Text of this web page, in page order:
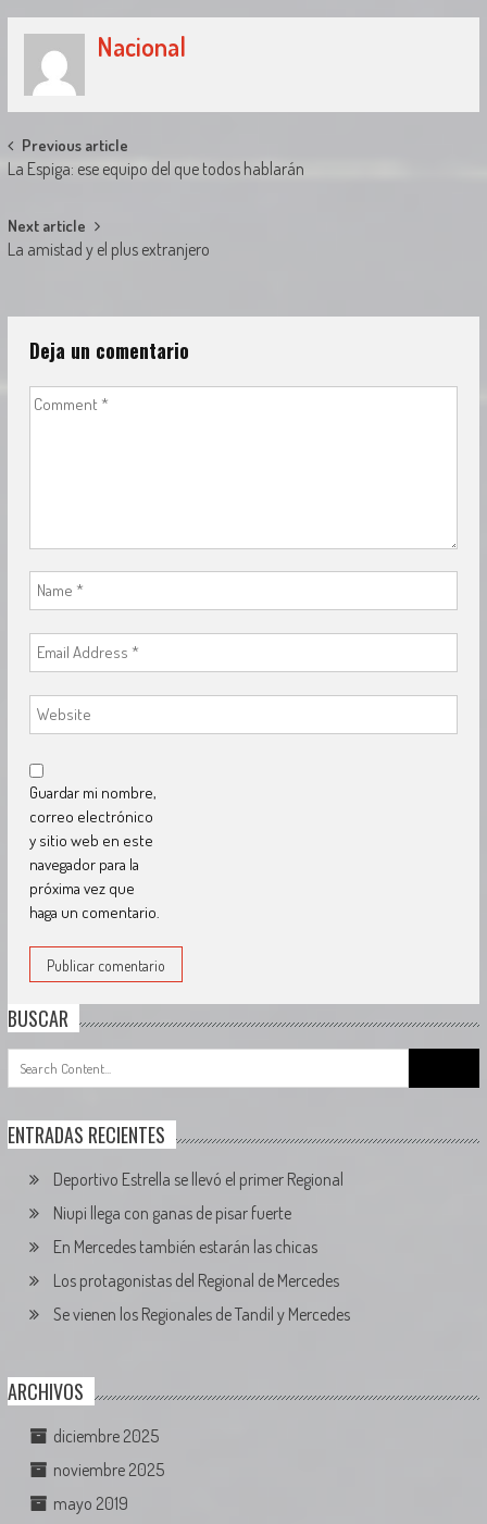
Nacional
Post
navigation
Previous article
La Espiga: ese equipo del que todos hablarán
Next article
La amistad y el plus extranjero
Deja un comentario
Guardar mi nombre,
correo electrónico
y sitio web en este
navegador para la
próxima vez que
haga un comentario.
BUSCAR
ENTRADAS RECIENTES
Deportivo Estrella se llevó el primer Regional
Niupi llega con ganas de pisar fuerte
En Mercedes también estarán las chicas
Los protagonistas del Regional de Mercedes
Se vienen los Regionales de Tandil y Mercedes
ARCHIVOS
diciembre 2025
noviembre 2025
mayo 2019